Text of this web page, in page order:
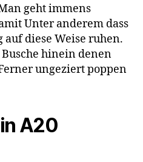
geht immens
Unter anderem dass
diese Weise ruhen.
hinein denen
ungeziert poppen
A20